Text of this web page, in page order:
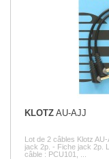
KLOTZAU-AJJ
Lot de 2 câbles Klotz
jack 2p. - Fiche jack 2p.
câble : PCU101, ...